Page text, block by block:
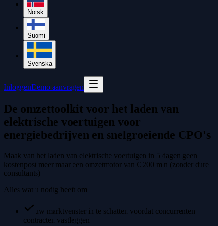
Norsk
Suomi
Svenska
InloggenDemo aanvragen
De omzettoolkit voor het laden van
elektrische voertuigen voor
energiebedrijven en snelgroeiende CPO's
Maak van het laden van elektrische voertuigen in 5 dagen geen
kostenpost meer maar een omzetmotor van € 200 mln (zonder dure
consultants)
Alles wat u nodig heeft om
uw marktvenster in te schatten voordat concurrenten
contracten vastleggen